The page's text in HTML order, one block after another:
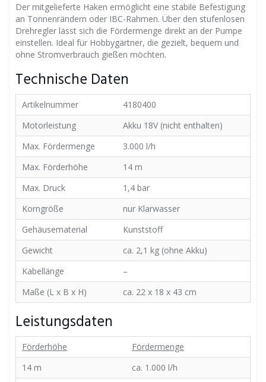
Der mitgelieferte Haken ermöglicht eine stabile Befestigung
an Tonnenrändern oder IBC-Rahmen. Über den stufenlosen
Drehregler lässt sich die Fördermenge direkt an der Pumpe
einstellen. Ideal für Hobbygärtner, die gezielt, bequem und
ohne Stromverbrauch gießen möchten.
Technische Daten
Artikelnummer
4180400
Motorleistung
Akku 18V (nicht enthalten)
Max. Fördermenge
3.000 l/h
Max. Förderhöhe
14 m
Max. Druck
1,4 bar
Korngröße
nur Klarwasser
Gehäusematerial
Kunststoff
Gewicht
ca. 2,1 kg (ohne Akku)
Kabellänge
–
Maße (L x B x H)
ca. 22 x 18 x 43 cm
Leistungsdaten
Förderhöhe
Fördermenge
14 m
ca. 1.000 l/h